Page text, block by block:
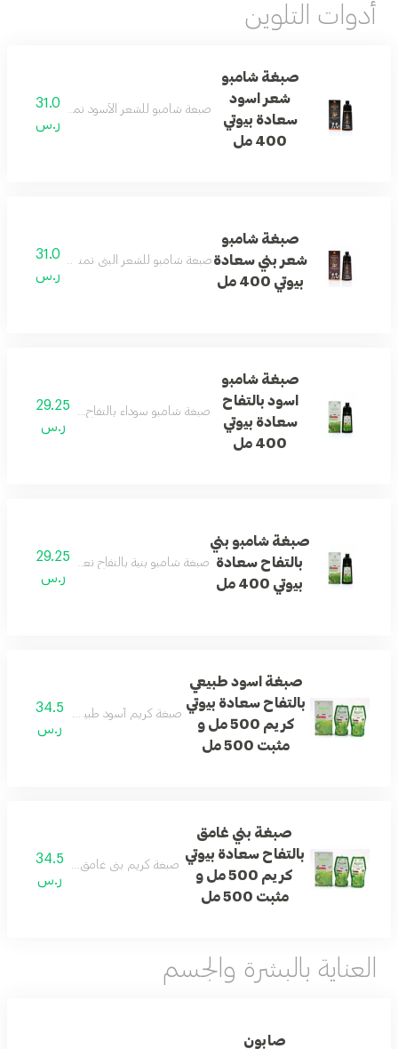
أدوات التلوين
صبغة شامبو
شعر اسود
سعادة بيوتي
400 مل
صبغة شامبو للشعر الأسود تمنح لونًا غنيًا
31.0
ر.س
صبغة شامبو
شعر بني سعادة
بيوتي 400 مل
صبغة شامبو للشعر البني تمنح لونًا متجانسًا
31.0
ر.س
صبغة شامبو
اسود بالتفاح
سعادة بيوتي
400 مل
صبغة شامبو سوداء بالتفاح تمنح الشعر لونًا
29.25
ر.س
صبغة شامبو بني
بالتفاح سعادة
بيوتي 400 مل
صبغة شامبو بنية بالتفاح تعطي الشعر لونًا
29.25
ر.س
صبغة اسود طبيعي
بالتفاح سعادة بيوتي
كريم 500 مل و
مثبت 500 مل
صبغة كريم أسود طبيعي بالتفاح مع
34.5
ر.س
صبغة بني غامق
بالتفاح سعادة بيوتي
كريم 500 مل و
مثبت 500 مل
صبغة كريم بني غامق بالتفاح مع مثبت
34.5
ر.س
العناية بالبشرة والجسم
صابون